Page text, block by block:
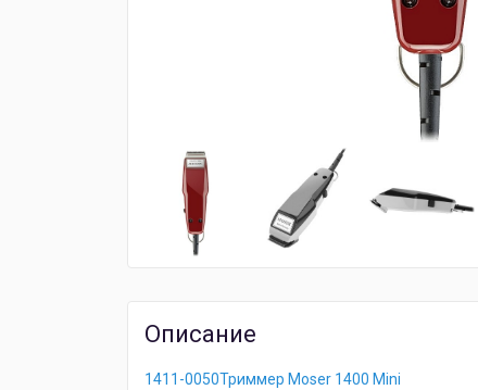
Описание
1411-0050Триммер Moser 1400 Mini